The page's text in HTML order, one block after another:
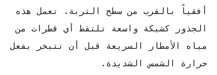
أفقياً بالقرب من سطح التربة. تعمل هذه
الجذور كشبكة واسعة تلتقط أي قطرات من
مياه الأمطار السريعة قبل أن تتبخر بفعل
حرارة الشمس الشديدة.